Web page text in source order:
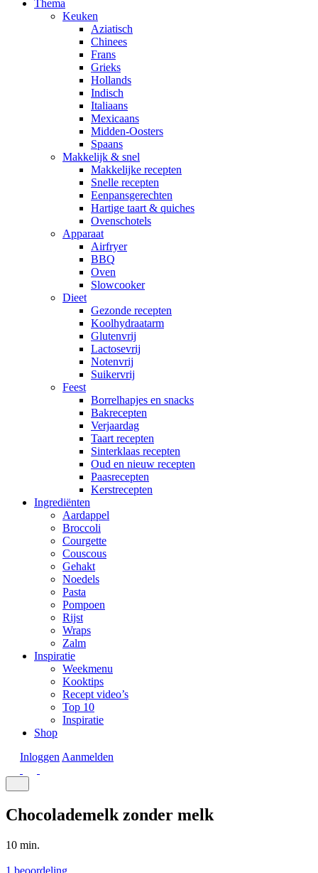
Thema
Keuken
Aziatisch
Chinees
Frans
Grieks
Hollands
Indisch
Italiaans
Mexicaans
Midden-Oosters
Spaans
Makkelijk & snel
Makkelijke recepten
Snelle recepten
Eenpansgerechten
Hartige taart & quiches
Ovenschotels
Apparaat
Airfryer
BBQ
Oven
Slowcooker
Dieet
Gezonde recepten
Koolhydraatarm
Glutenvrij
Lactosevrij
Notenvrij
Suikervrij
Feest
Borrelhapjes en snacks
Bakrecepten
Verjaardag
Taart recepten
Sinterklaas recepten
Oud en nieuw recepten
Paasrecepten
Kerstrecepten
Ingrediënten
Aardappel
Broccoli
Courgette
Couscous
Gehakt
Noedels
Pasta
Pompoen
Rijst
Wraps
Zalm
Inspiratie
Weekmenu
Kooktips
Recept video’s
Top 10
Inspiratie
Shop
Inloggen Aanmelden
Chocolademelk zonder melk
10 min.
1 beoordeling